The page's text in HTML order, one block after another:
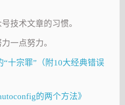
技术文章的习惯。
一点努力。
“十宗罪”（附10大经典错误
的两个方法》